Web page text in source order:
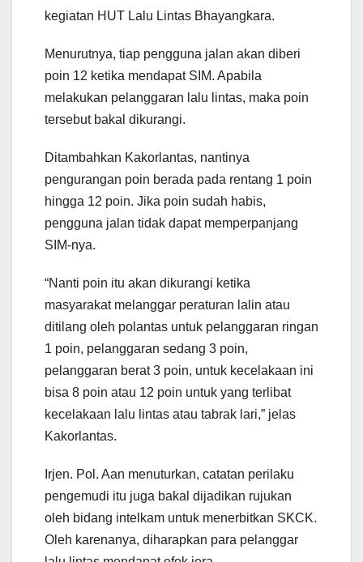
kegiatan HUT Lalu Lintas Bhayangkara.
Menurutnya, tiap pengguna jalan akan diberi
poin 12 ketika mendapat SIM. Apabila
melakukan pelanggaran lalu lintas, maka poin
tersebut bakal dikurangi.
Ditambahkan Kakorlantas, nantinya
pengurangan poin berada pada rentang 1 poin
hingga 12 poin. Jika poin sudah habis,
pengguna jalan tidak dapat memperpanjang
SIM-nya.
“Nanti poin itu akan dikurangi ketika
masyarakat melanggar peraturan lalin atau
ditilang oleh polantas untuk pelanggaran ringan
1 poin, pelanggaran sedang 3 poin,
pelanggaran berat 3 poin, untuk kecelakaan ini
bisa 8 poin atau 12 poin untuk yang terlibat
kecelakaan lalu lintas atau tabrak lari,” jelas
Kakorlantas.
Irjen. Pol. Aan menuturkan, catatan perilaku
pengemudi itu juga bakal dijadikan rujukan
oleh bidang intelkam untuk menerbitkan SKCK.
Oleh karenanya, diharapkan para pelanggar